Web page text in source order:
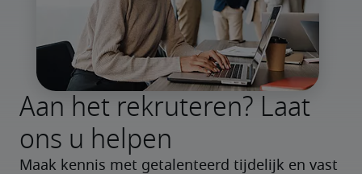
Aan het rekruteren? Laat
ons u helpen
Maak kennis met getalenteerd tijdelijk en vast